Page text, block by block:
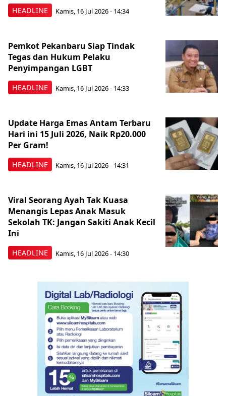
HEADLINE Kamis, 16 Jul 2026 - 14:34
HEADLINE
Pemkot Pekanbaru Siap Tindak
Tegas dan Hukum Pelaku
Penyimpangan LGBT
Kamis, 16 Jul 2026 - 14:33
HEADLINE
Update Harga Emas Antam Terbaru
Hari ini 15 Juli 2026, Naik Rp20.000
Per Gram!
Kamis, 16 Jul 2026 - 14:31
HEADLINE
Viral Seorang Ayah Tak Kuasa
Menangis Lepas Anak Masuk
Sekolah TK: Jangan Sakiti Anak Kecil
Ini
Kamis, 16 Jul 2026 - 14:30